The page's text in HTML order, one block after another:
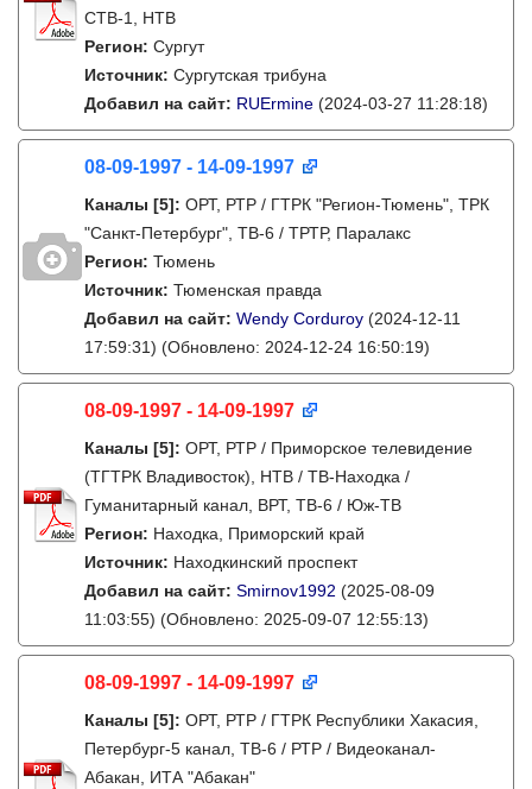
СТВ-1, НТВ
Регион: Сургут
Источник: Сургутская трибуна
Добавил на сайт: RUErmine (2024-03-27 11:28:18)
08-09-1997 - 14-09-1997
Каналы [5]: ОРТ, РТР / ГТРК "Регион-Тюмень", ТРК
"Санкт-Петербург", ТВ-6 / ТРТР, Паралакс
Регион: Тюмень
Источник: Тюменская правда
Добавил на сайт: Wendy Corduroy (2024-12-11
17:59:31) (Обновлено: 2024-12-24 16:50:19)
08-09-1997 - 14-09-1997
Каналы [5]: ОРТ, РТР / Приморское телевидение
(ТГТРК Владивосток), НТВ / ТВ-Находка /
Гуманитарный канал, ВРТ, ТВ-6 / Юж-ТВ
Регион: Находка, Приморский край
Источник: Находкинский проспект
Добавил на сайт: Smirnov1992 (2025-08-09
11:03:55) (Обновлено: 2025-09-07 12:55:13)
08-09-1997 - 14-09-1997
Каналы [5]: ОРТ, РТР / ГТРК Республики Хакасия,
Петербург-5 канал, ТВ-6 / РТР / Видеоканал-
Абакан, ИТА "Абакан"